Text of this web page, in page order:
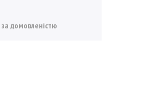
за домовленістю